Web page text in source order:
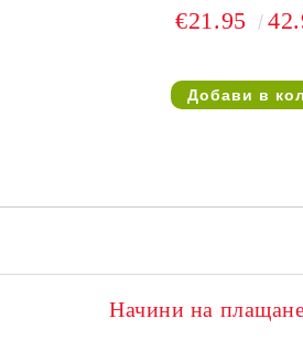
€21.95
Начини на